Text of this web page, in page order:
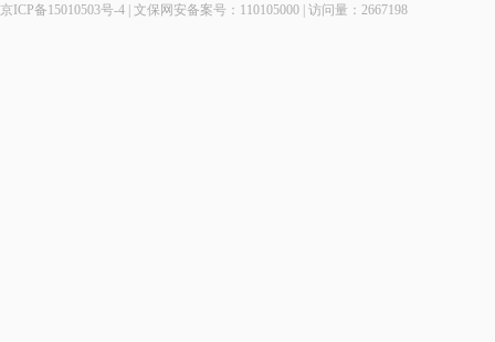
京ICP备15010503号-4 | 文保网安备案号：110105000 | 访问量： 2667198